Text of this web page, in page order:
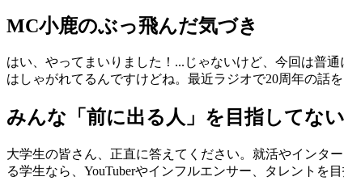
MC小鹿のぶっ飛んだ気づき
はい、やってまいりました！...じゃないけど、今回は普
はしゃがれてるんですけどね。最近ラジオで20周年の話
みんな「前に出る人」を目指してな
大学生の皆さん、正直に答えてください。就活やインタ
る学生なら、YouTuberやインフルエンサー、タレントを